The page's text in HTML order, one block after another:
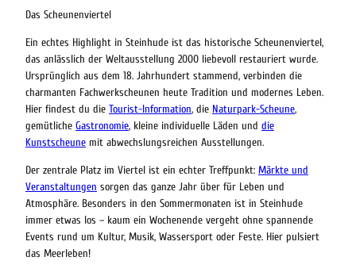
Das Scheunenviertel
Ein echtes Highlight in Steinhude ist das historische Scheunenviertel,
das anlässlich der Weltausstellung 2000 liebevoll restauriert wurde.
Ursprünglich aus dem 18. Jahrhundert stammend, verbinden die
charmanten Fachwerkscheunen heute Tradition und modernes Leben.
Hier findest du die Tourist-Information, die Naturpark-Scheune,
gemütliche Gastronomie, kleine individuelle Läden und die
Kunstscheune mit abwechslungsreichen Ausstellungen.
Der zentrale Platz im Viertel ist ein echter Treffpunkt: Märkte und
Veranstaltungen sorgen das ganze Jahr über für Leben und
Atmosphäre. Besonders in den Sommermonaten ist in Steinhude
immer etwas los – kaum ein Wochenende vergeht ohne spannende
Events rund um Kultur, Musik, Wassersport oder Feste. Hier pulsiert
das Meerleben!